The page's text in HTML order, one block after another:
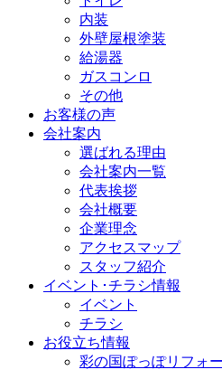
内装
外壁屋根塗装
給湯器
ガスコンロ
その他
お客様の声
会社案内
選ばれる理由
会社案内一覧
代表挨拶
会社概要
企業理念
アクセスマップ
スタッフ紹介
イベント･チラシ情報
イベント
チラシ
お役立ち情報
彩の国ぽっぽリフォ